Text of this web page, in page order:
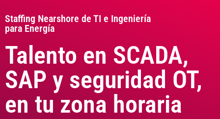
Staffing Nearshore de TI e Ingeniería
para Energía
Talento en SCADA,
SAP y seguridad OT,
en tu zona horaria